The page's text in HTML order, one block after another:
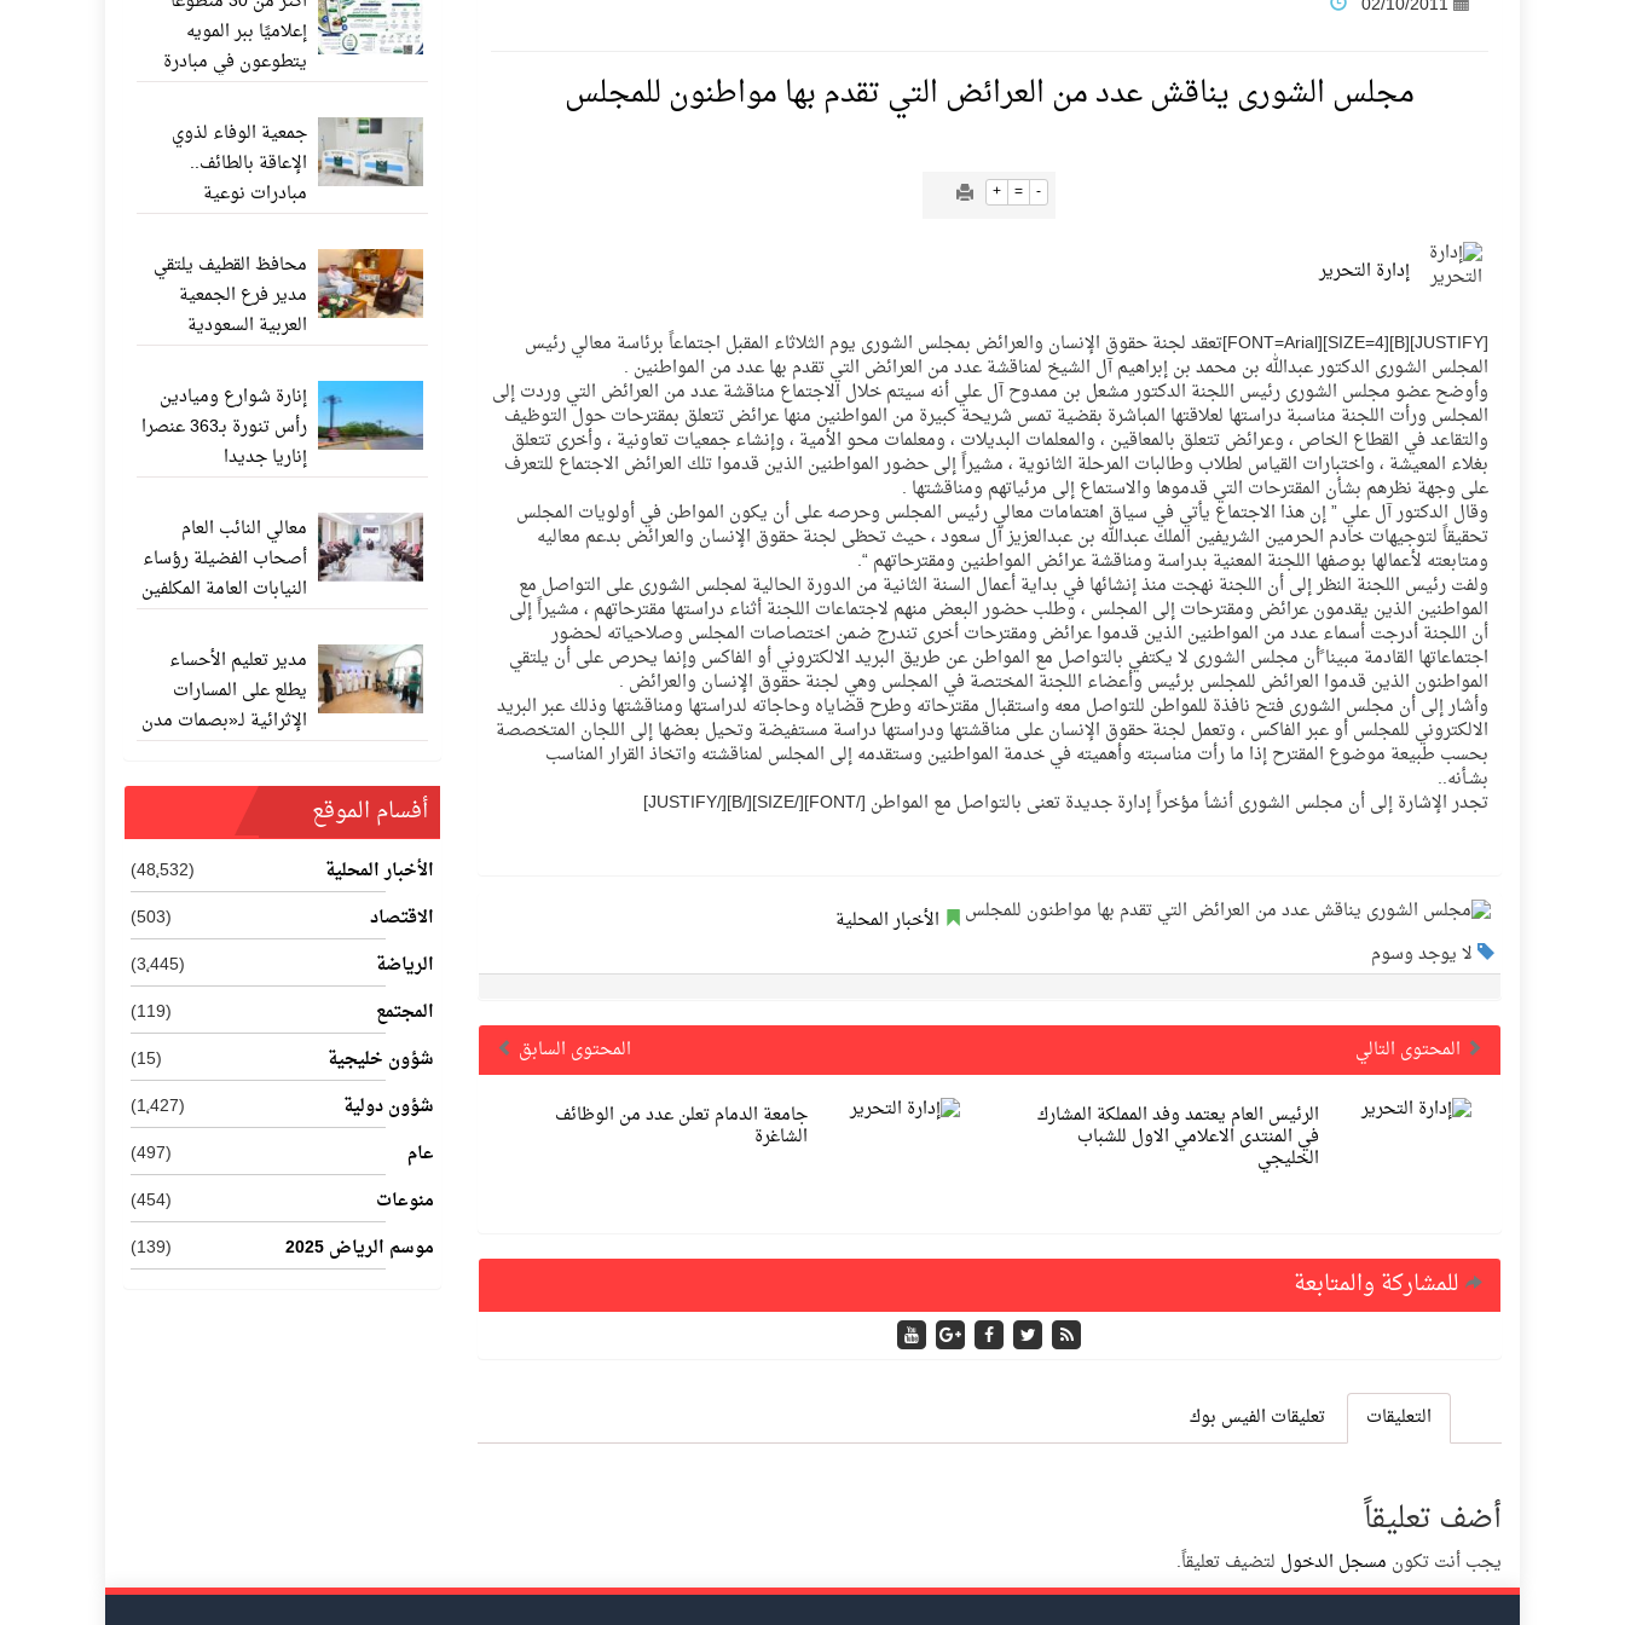
تنافس قوي بين كبرى الإسطبلات في ثاني أسابيع موسم سباقات الرياض
سيل الخير يروي ملاعب الكوكب
كأس العالم للرياضات الإلكترونية شاهد على ريادة المملكة والنهضة الشاملة فيها
المنتخب السعودي ينافس (64) دولة في أولمبياد الفلك والفيزياء الفلكية الدولي بالهند
كأس العالم للرياضات الإلكترونية: فريق Karmine Corp الفرنسي بطلًا لبطولة Rocket League
إعلاميًا ببر المويه
يتطوعون في مبادرة
«ناشر الخير» عبر
واتساب
جمعية الوفاء لذوي
الإعاقة بالطائف..
مبادرات نوعية
وإنجازات إنسانية تعزز
جودة الحياة
محافظ القطيف يلتقي
مدير فرع الجمعية
العربية السعودية
للثقافة والفنون بالدمام
إنارة شوارع وميادين
رأس تنورة بـ363 عنصرا
إناريا جديدا
معالي النائب العام
أصحاب الفضيلة رؤساء
النيابات العامة المكلفين
حديثًا
مدير تعليم الأحساء
يطلع على المسارات
الإثرائية لـ«بصمات مدن
المستقبل 202
أفسام الموقع
الأخبار المحلية
(48٬532)
الاقتصاد
(503)
الرياضة
(3٬445)
المجتمع
(119)
شؤون خليجية
(15)
شؤون دولية
(1٬427)
عام
(497)
منوعات
(454)
موسم الرياض 2025
(139)
مجلس الشورى يناقش عدد من العرائض التي تقدم بها مواطنون للمجلس
+ = -
إدارة التحرير
[JUSTIFY][B][SIZE=4][FONT=Arial]تعقد لجنة حقوق الإنسان والعرائض بمجلس الشورى يوم الثلاثاء المقبل اجتماعاً برئاسة معالي رئيس
المجلس الشورى الدكتور عبدالله بن محمد بن إبراهيم آل الشيخ لمناقشة عدد من العرائض التي تقدم بها عدد من المواطنين .
وأوضح عضو مجلس الشورى رئيس اللجنة الدكتور مشعل بن ممدوح آل علي أنه سيتم خلال الاجتماع مناقشة عدد من العرائض التي وردت إلى
المجلس ورأت اللجنة مناسبة دراستها لعلاقتها المباشرة بقضية تمس شريحة كبيرة من المواطنين منها عرائض تتعلق بمقترحات حول التوظيف
والتقاعد في القطاع الخاص ، وعرائض تتعلق بالمعاقين ، والمعلمات البديلات ، ومعلمات محو الأمية ، وإنشاء جمعيات تعاونية ، وأخرى تتعلق
بغلاء المعيشة ، واختبارات القياس لطلاب وطالبات المرحلة الثانوية ، مشيراً إلى حضور المواطنين الذين قدموا تلك العرائض الاجتماع للتعرف
على وجهة نظرهم بشأن المقترحات التي قدموها والاستماع إلى مرئياتهم ومناقشتها .
وقال الدكتور آل علي ” إن هذا الاجتماع يأتي في سياق اهتمامات معالي رئيس المجلس وحرصه على أن يكون المواطن في أولويات المجلس
تحقيقاً لتوجيهات خادم الحرمين الشريفين الملك عبدالله بن عبدالعزيز آل سعود ، حيث تحظى لجنة حقوق الإنسان والعرائض بدعم معاليه
ومتابعته لأعمالها بوصفها اللجنة المعنية بدراسة ومناقشة عرائض المواطنين ومقترحاتهم “.
ولفت رئيس اللجنة النظر إلى أن اللجنة نهجت منذ إنشائها في بداية أعمال السنة الثانية من الدورة الحالية لمجلس الشورى على التواصل مع
المواطنين الذين يقدمون عرائض ومقترحات إلى المجلس ، وطلب حضور البعض منهم لاجتماعات اللجنة أثناء دراستها مقترحاتهم ، مشيراً إلى
أن اللجنة أدرجت أسماء عدد من المواطنين الذين قدموا عرائض ومقترحات أخرى تندرج ضمن اختصاصات المجلس وصلاحياته لحضور
اجتماعاتها القادمة مبينا ًأن مجلس الشورى لا يكتفي بالتواصل مع المواطن عن طريق البريد الالكتروني أو الفاكس وإنما يحرص على أن يلتقي
المواطنون الذين قدموا العرائض للمجلس برئيس وأعضاء اللجنة المختصة في المجلس وهي لجنة حقوق الإنسان والعرائض .
وأشار إلى أن مجلس الشورى فتح نافذة للمواطن للتواصل معه واستقبال مقترحاته وطرح قضاياه وحاجاته لدراستها ومناقشتها وذلك عبر البريد
الالكتروني للمجلس أو عبر الفاكس ، وتعمل لجنة حقوق الإنسان على مناقشتها ودراستها دراسة مستفيضة وتحيل بعضها إلى اللجان المتخصصة
بحسب طبيعة موضوع المقترح إذا ما رأت مناسبته وأهميته في خدمة المواطنين وستقدمه إلى المجلس لمناقشته واتخاذ القرار المناسب
بشـأنه..
تجدر الإشارة إلى أن مجلس الشورى أنشأ مؤخراً إدارة جديدة تعنى بالتواصل مع المواطن [/FONT][/SIZE][/B][/JUSTIFY]
الأخبار المحلية
لا يوجد وسوم
المحتوى السابق
المحتوى التالي
جامعة الدمام تعلن عدد من الوظائف
الشاغرة
الرئيس العام يعتمد وفد المملكة المشارك
في المنتدى الاعلامي الاول للشباب
الخليجي
للمشاركة والمتابعة
التعليقات تعليقات الفيس بوك
أضف تعليقاً
يجب أنت تكون مسجل الدخول لتضيف تعليقاً.